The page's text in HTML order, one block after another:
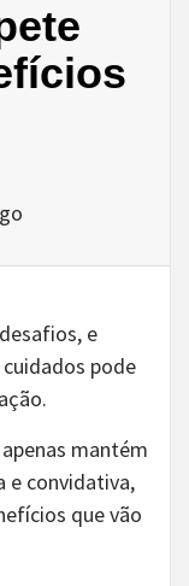
e
pode
mantém
e convidativa,
que vão